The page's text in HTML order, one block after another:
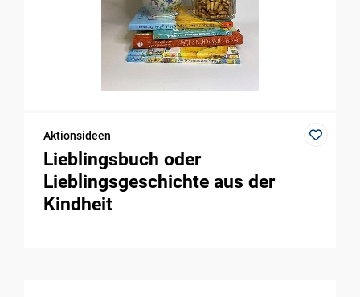
Aktionsideen
Lieblingsbuch oder
Lieblingsgeschichte aus der
Kindheit